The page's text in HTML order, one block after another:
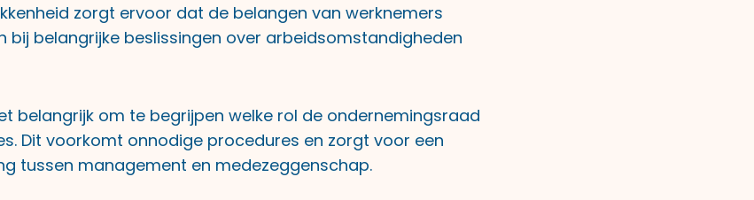
zorgt ervoor dat de belangen van werknemers
bij belangrijke beslissingen over arbeidsomstandigheden
belangrijk om te begrijpen welke rol de ondernemingsraad
Dit voorkomt onnodige procedures en zorgt voor een
tussen management en medezeggenschap.